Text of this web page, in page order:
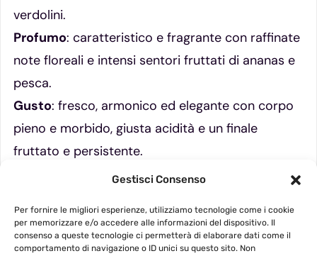
Gestisci Consenso
Per fornire le migliori esperienze, utilizziamo tecnologie come i cookie
per memorizzare e/o accedere alle informazioni del dispositivo. Il
consenso a queste tecnologie ci permetterà di elaborare dati come il
comportamento di navigazione o ID unici su questo sito. Non
verdolini.
Profumo: caratteristico e fragrante con raffinate
note floreali e intensi sentori fruttati di ananas e
pesca.
Gusto: fresco, armonico ed elegante con corpo
pieno e morbido, giusta acidità e un finale
fruttato e persistente.
: ottimo come aperitivo,
accompagna antipasti, frutti di mare e piatti di
pesce in generale.